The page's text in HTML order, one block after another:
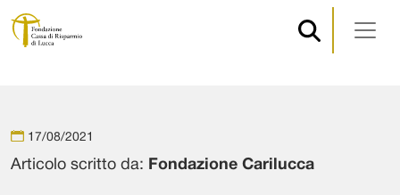
Navigazione principale
17/08/2021
Articolo scritto da: Fondazione Carilucca